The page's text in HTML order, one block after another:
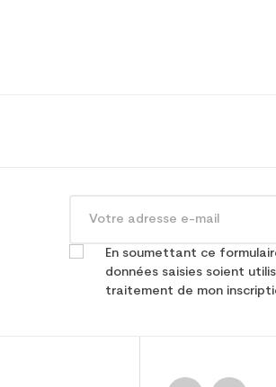
En soumettant ce
données saisies soient
traitement de mon